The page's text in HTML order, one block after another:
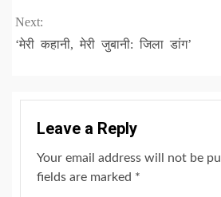
Next:
‘मेरी कहानी, मेरी जुबानी: जिला डांग’
Leave a Reply
Your email address will not be
fields are marked *